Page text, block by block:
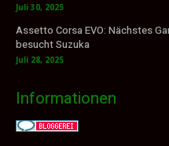
Juli 30, 2025
Assetto Corsa EVO: Nächstes
besucht Suzuka
Juli 28, 2025
Informationen